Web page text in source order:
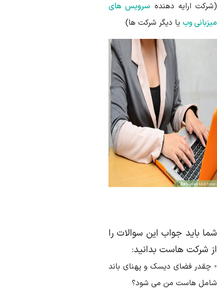
ارایه دهنده سرویس های
وبیا دیگر شرکت ها)
باید جواب این سوالات را
شرکت هاست بدانید:
چقدر فضای دیسک و پهنای باند
هاست من می شود؟